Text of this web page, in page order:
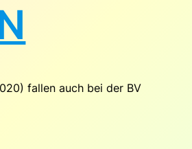
fallen auch bei der BV